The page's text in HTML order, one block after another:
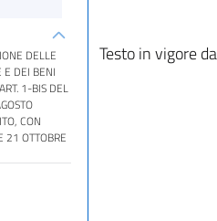
DELLE
E DEI BENI
1-BIS DEL
CON
21 OTTOBRE
Testo in vigore